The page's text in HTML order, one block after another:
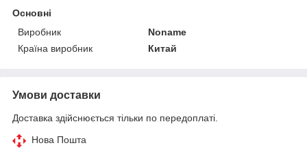
Основні
Виробник
Noname
Країна виробник
Китай
Умови доставки
Доставка здійснюється тільки по передоплаті.
Нова Пошта